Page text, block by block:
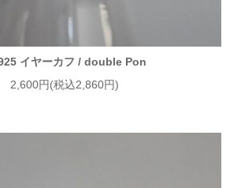
イヤーカフ / double Pon
2,600円(税込2,860円)